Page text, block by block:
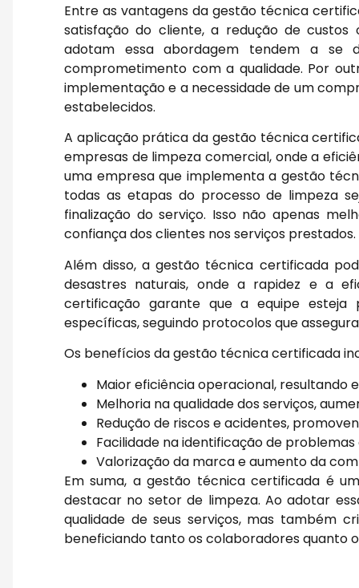
Entre as vantagens da gestão técnica
satisfação do cliente, a redução de custos
adotam essa abordagem tendem a se
comprometimento com a qualidade. Por
implementação e a necessidade de um
estabelecidos.
A aplicação prática da gestão técnica
empresas de limpeza comercial, onde a
uma empresa que implementa a gestão
todas as etapas do processo de limpeza
finalização do serviço. Isso não apenas
confiança dos clientes nos serviços prestados.
Além disso, a gestão técnica certificada
desastres naturais, onde a rapidez e a
certificação garante que a equipe
específicas, seguindo protocolos que
Os benefícios da gestão técnica certificada
Maior eficiência operacional, resultando
Melhoria na qualidade dos serviços,
Redução de riscos e acidentes,
Facilidade na identificação de
Valorização da marca e aumento da
Em suma, a gestão técnica certificada é
destacar no setor de limpeza. Ao adotar
qualidade de seus serviços, mas também
beneficiando tanto os colaboradores quanto